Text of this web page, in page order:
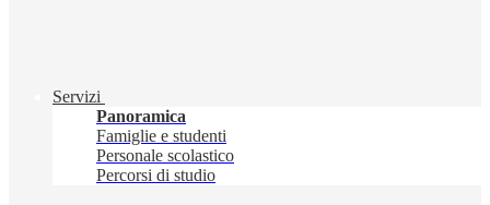
Servizi
Panoramica
Famiglie e studenti
Personale scolastico
Percorsi di studio